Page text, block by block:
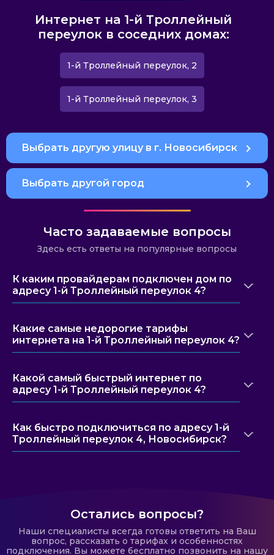
Интернет на 1-й Троллейный
переулок в соседних домах:
1-й Троллейный переулок, 2
1-й Троллейный переулок, 3
Выбрать другую улицу в г. Новосибирск
Выбрать другой город
Часто задаваемые вопросы
Здесь есть ответы на популярные вопросы
К каким провайдерам подключен дом по
адресу 1-й Троллейный переулок 4?
Какие самые недорогие тарифы
интернета на 1-й Троллейный переулок 4?
Какой самый быстрый интернет по
адресу 1-й Троллейный переулок 4?
Как быстро подключиться по адресу 1-й
Троллейный переулок 4, Новосибирск?
Остались вопросы?
Наши специалисты всегда готовы ответить на Ваш
вопрос, рассказать о тарифах и особенностях
подключения. Вы можете бесплатно позвонить на нашу